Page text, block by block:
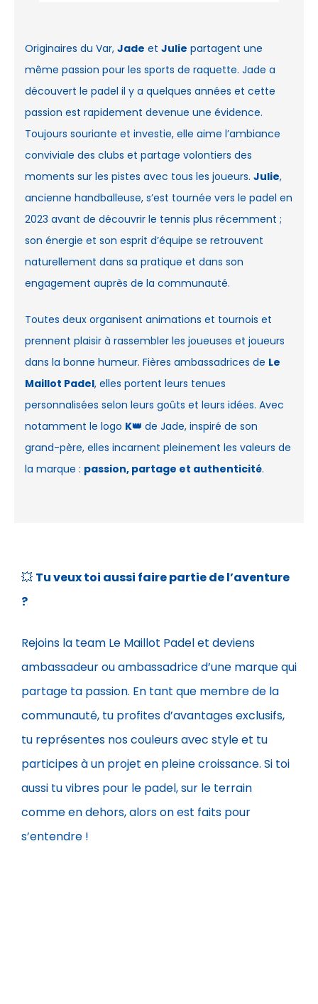
Originaires du Var, Jade et Julie partagent une
même passion pour les sports de raquette. Jade a
découvert le padel il y a quelques années et cette
passion est rapidement devenue une évidence.
Toujours souriante et investie, elle aime l’ambiance
conviviale des clubs et partage volontiers des
moments sur les pistes avec tous les joueurs. Julie,
ancienne handballeuse, s’est tournée vers le padel en
2023 avant de découvrir le tennis plus récemment ;
son énergie et son esprit d’équipe se retrouvent
naturellement dans sa pratique et dans son
engagement auprès de la communauté.
Toutes deux organisent animations et tournois et
prennent plaisir à rassembler les joueuses et joueurs
dans la bonne humeur. Fières ambassadrices de Le
Maillot Padel, elles portent leurs tenues
personnalisées selon leurs goûts et leurs idées. Avec
notamment le logo K👑 de Jade, inspiré de son
grand-père, elles incarnent pleinement les valeurs de
la marque : passion, partage et authenticité.
💥 Tu veux toi aussi faire partie de l’aventure
?
Rejoins la team Le Maillot Padel et deviens
ambassadeur ou ambassadrice d’une marque qui
partage ta passion. En tant que membre de la
communauté, tu profites d’avantages exclusifs,
tu représentes nos couleurs avec style et tu
participes à un projet en pleine croissance. Si toi
aussi tu vibres pour le padel, sur le terrain
comme en dehors, alors on est faits pour
s’entendre !